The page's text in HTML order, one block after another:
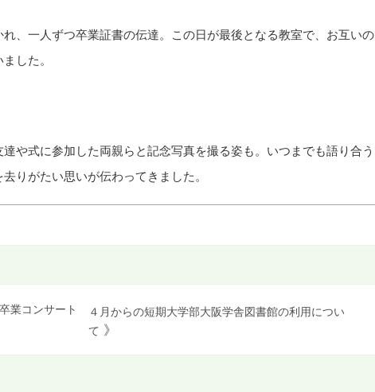
、一人ずつ卒業証書の伝達。この日が最後となる教室で、お互いの
した。
や式に参加した両親らと記念写真を撮る姿も。いつまでも語り合う
りがたい思いが伝わってきました。
業コンサート
４月からの短期大学部大阪学舎図書館の利用につい
て 》